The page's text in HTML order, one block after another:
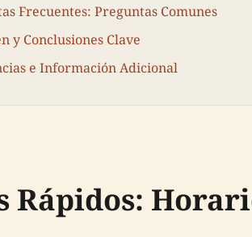
Frecuentes: Preguntas Comunes
y Conclusiones Clave
e Información Adicional
Rápidos: